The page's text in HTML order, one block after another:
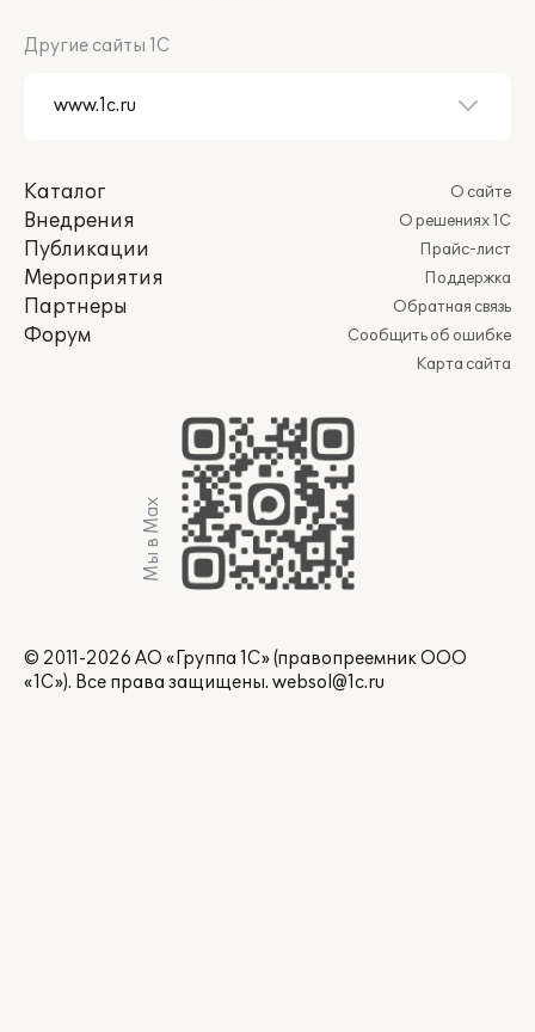
Другие сайты 1С
Каталог
Внедрения
Публикации
Мероприятия
Партнеры
Форум
О сайте
О решениях 1С
Прайс-лист
Поддержка
Обратная связь
Сообщить об ошибке
Карта сайта
Мы в Max
© 2011-2026 АО «Группа 1С» (правопреемник ООО
«1С»). Все права защищены. websol@1c.ru